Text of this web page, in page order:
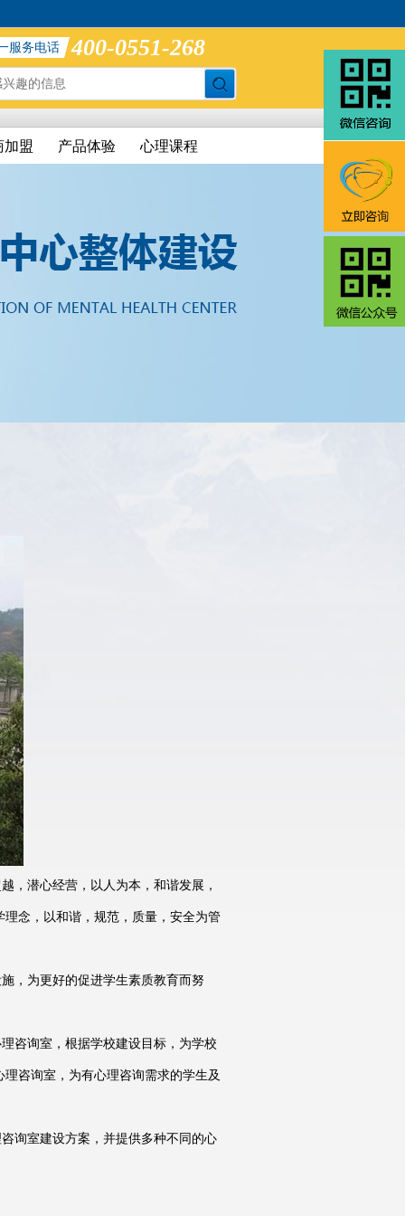
服务电话 400-0551-268
加盟 产品体验 心理课程
潜心经营，以人为本，和谐发展，
念，以和谐，规范，质量，安全为管
，为更好的促进学生素质教育而努
咨询室，根据学校建设目标，为学校
咨询室，为有心理咨询需求的学生及
询室建设方案，并提供多种不同的心